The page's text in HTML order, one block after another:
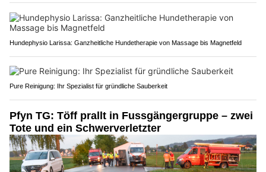
Hundephysio Larissa: Ganzheitliche Hundetherapie von Massage bis Magnetfeld
Pure Reinigung: Ihr Spezialist für gründliche Sauberkeit
Pfyn TG: Töff prallt in Fussgängergruppe – zwei
Tote und ein Schwerverletzter